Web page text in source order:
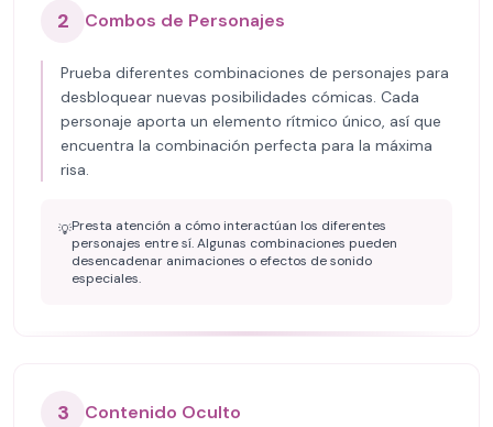
2 Combos de Personajes
Prueba diferentes combinaciones de personajes para
desbloquear nuevas posibilidades cómicas. Cada
personaje aporta un elemento rítmico único, así que
encuentra la combinación perfecta para la máxima
risa.
💡Presta atención a cómo interactúan los diferentes
personajes entre sí. Algunas combinaciones pueden
desencadenar animaciones o efectos de sonido
especiales.
3 Contenido Oculto